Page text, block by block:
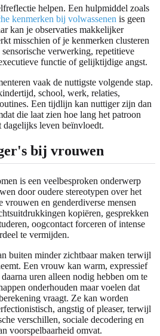
helpen. Een hulpmiddel zoals
kenmerken bij volwassenen is geen
kan je observaties makkelijker
misschien of je kenmerken clusteren
verwerking, repetitieve
functie of gelijktijdige angst.
vaak de nuttigste volgende stap.
school, werk, relaties,
Een tijdlijn kan nuttiger zijn dan
die laat zien hoe lang het patroon
dagelijks leven beïnvloedt.
bij vrouwen
is een veelbesproken onderwerp
door oudere stereotypen over het
en genderdiverse mensen
kopiëren, gesprekken
oogcontact forceren of intense
te vermijden.
buiten minder zichtbaar maken terwijl
Een vrouw kan warm, expressief
uren alleen nodig hebben om te
onderhouden maar voelen dat
vraagt. Ze kan worden
angstig of pleaser, terwijl
verschillen, sociale decodering en
voorspelbaarheid omvat.